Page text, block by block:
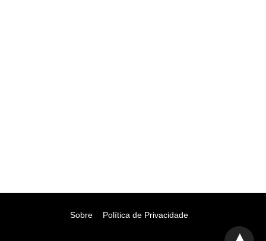
Sobre Política de Privacidade